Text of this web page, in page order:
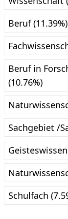
Beruf (11.39%)
Beruf in
(10.76%)
Sachgebiet /
Schulfach